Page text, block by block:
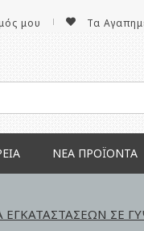
μου Τα
ΝΕΑ ΠΡΟΪΌΝΤΑ
ΕΓΚΑΤΑΣΤΑΣΕΩΝ ΣΕ